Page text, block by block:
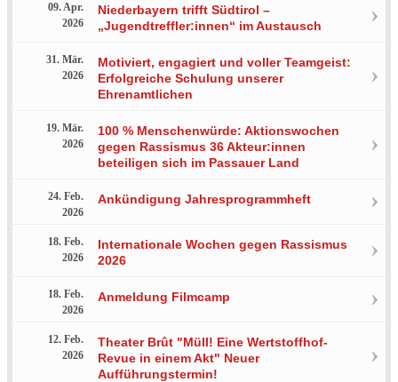
09. Apr.
2026
Niederbayern trifft Südtirol –
„Jugendtreffler:innen“ im Austausch
31. Mär.
2026
Motiviert, engagiert und voller Teamgeist:
Erfolgreiche Schulung unserer
Ehrenamtlichen
19. Mär.
2026
100 % Menschenwürde: Aktionswochen
gegen Rassismus 36 Akteur:innen
beteiligen sich im Passauer Land
24. Feb.
2026
Ankündigung Jahresprogrammheft
18. Feb.
2026
Internationale Wochen gegen Rassismus
2026
18. Feb.
2026
Anmeldung Filmcamp
12. Feb.
2026
Theater Brût "Müll! Eine Wertstoffhof-
Revue in einem Akt" Neuer
Aufführungstermin!